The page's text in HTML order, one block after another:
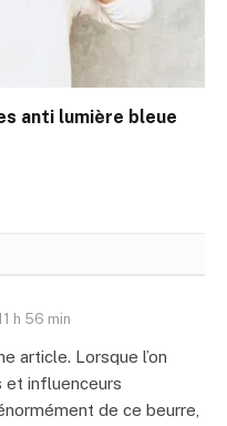
anti lumière bleue
h 56 min
article. Lorsque l’on
et influenceurs
de ce beurre,